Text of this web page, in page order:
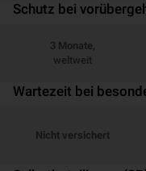
Schutz bei
3 Monate,
weltweit
Wartezeit bei
Nicht versichert